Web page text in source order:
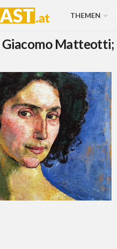
THEMEN
Giacomo Matteotti;